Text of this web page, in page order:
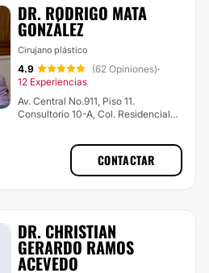
DR. RODRIGO MATA
GONZÁLEZ
Cirujano plástico
4.9 (62 Opiniones)·
12 Experiencias
Av. Central No.911, Piso 11.
Consultorio 10-A, Col. Residencial
CONTACTAR
DR. CHRISTIAN
GERARDO RAMOS
ACEVEDO